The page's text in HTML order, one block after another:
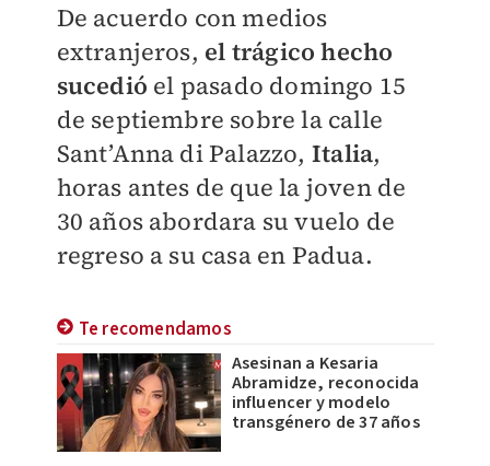
De acuerdo con medios
extranjeros, el trágico hecho
sucedió el pasado domingo 15
de septiembre sobre la calle
Sant’Anna di Palazzo, Italia,
horas antes de que la joven de
30 años abordara su vuelo de
regreso a su casa en Padua.
Te recomendamos
Asesinan a Kesaria
Abramidze, reconocida
influencer y modelo
transgénero de 37 años